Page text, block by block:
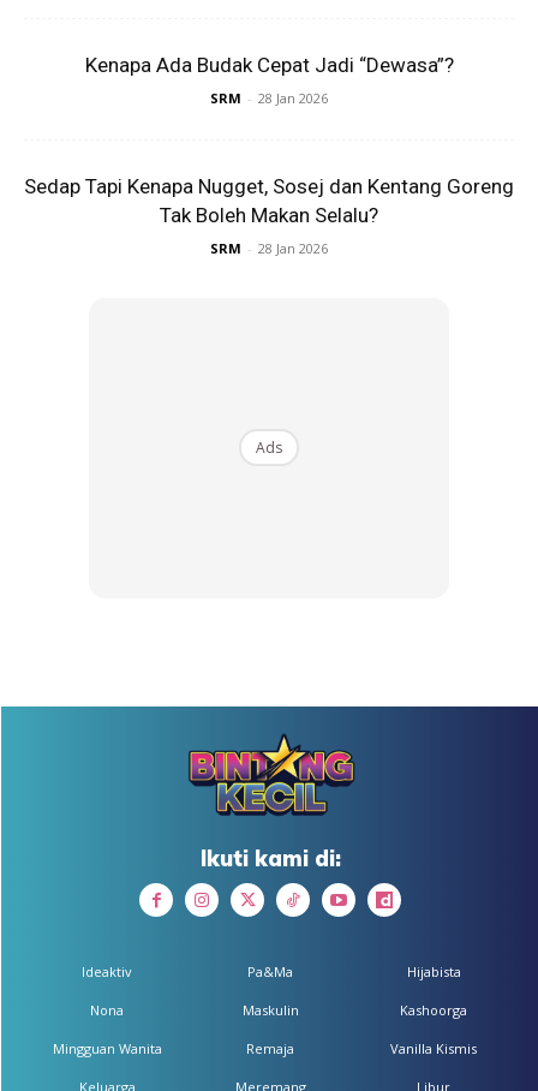
“Mungkin sebelum-sebelum tu dia tak rasa sangat sebab
pain tolerance dia memang tinggi. Sebab tu ayah dia
cakap, kalau Hayfa cakap sakit maksudnya serious case.
Anda mungkin berminat dengan
Kenapa Ada Budak Cepat Jadi “Dewasa”?
SRM - 28 Jan 2026
Sedap Tapi Kenapa Nugget, Sosej dan Kentang Goreng
Tak Boleh Makan Selalu?
SRM - 28 Jan 2026
Ads
Ikuti kami di:
Ideaktiv
Nona
Mingguan Wanita
Keluarga
Pa&Ma
Maskulin
Remaja
Meremang
Hijabista
Kashoorga
Vanilla Kismis
Libur